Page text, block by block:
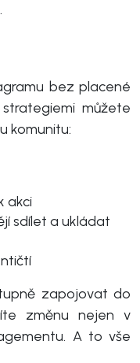
bez placené
můžete
komunitu:
akci
sdílet a ukládat
zapojovat do
změnu nejen v
A to vše